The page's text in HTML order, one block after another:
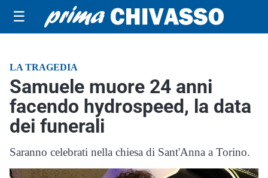
☰
LA TRAGEDIA
Samuele muore 24 anni
facendo hydrospeed, la data
dei funerali
Saranno celebrati nella chiesa di Sant'Anna a Torino.